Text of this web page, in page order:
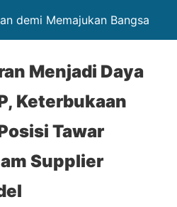
demi Memajukan Bangsa
Menjadi Daya
Keterbukaan
Tawar
Supplier